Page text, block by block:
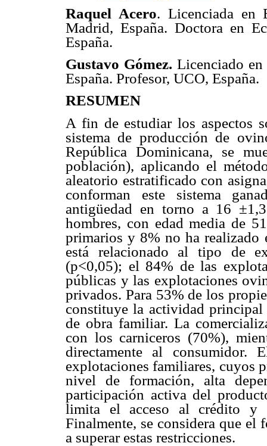
Raquel Acero. Licenciada en
Madrid, España. Doctora en
España.
Gustavo Gómez. Licenciado
España. Profesor, UCO, España.
RESUMEN
A fin de estudiar los aspectos
sistema de producción de
República Dominicana, se
población), aplicando el
aleatorio estratificado con
conforman este sistema
antigüedad en torno a 16
hombres, con edad media de
primarios y 8% no ha realizado
está relacionado al tipo de
(p<0,05); el 84% de las
públicas y las explotaciones
privados. Para 53% de los
constituye la actividad
de obra familiar. La
con los carniceros (70%),
directamente al consumidor.
explotaciones familiares, cuyos
nivel de formación, alta
participación activa del
limita el acceso al crédito y
Finalmente, se considera que el
a superar estas restricciones.